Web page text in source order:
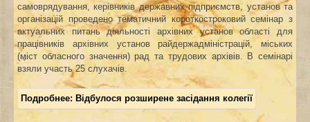
самоврядування, керівників державних підприємств, установ та
організацій проведено тематичний короткостроковий семінар з
актуальних питань діяльності архівних установ області для
працівників архівних установ райдержадміністрацій, міських
(міст обласного значення) рад та трудових архівів. В семінарі
взяли участь 25 слухачів.
Подробнее: Відбулося розширене засідання колегії